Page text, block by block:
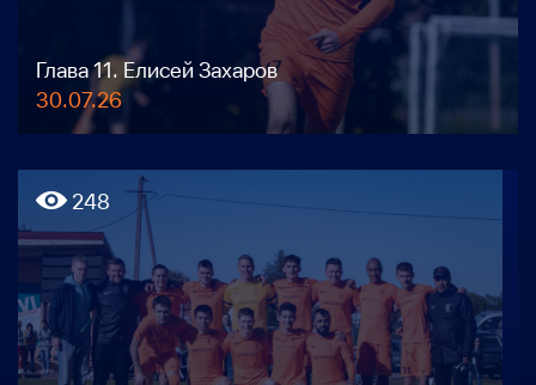
Глава 11. Елисей Захаров
30.07.26
248